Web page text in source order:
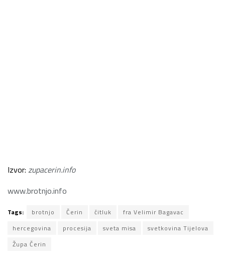
Izvor: zupacerin.info
www.brotnjo.info
Tags: brotnjo Čerin čitluk
fra Velimir Bagavac
hercegovina
procesija sveta misa
svetkovina Tijelova
Župa Čerin